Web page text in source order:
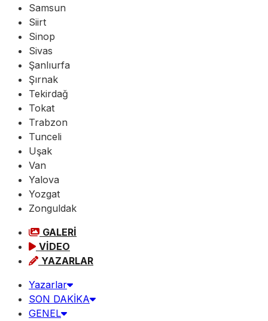
Samsun
Siirt
Sinop
Sivas
Şanlıurfa
Şırnak
Tekirdağ
Tokat
Trabzon
Tunceli
Uşak
Van
Yalova
Yozgat
Zonguldak
GALERİ
VİDEO
YAZARLAR
Yazarlar
SON DAKİKA
GENEL